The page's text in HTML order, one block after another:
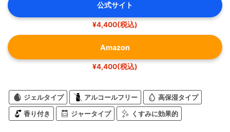
公式サイト
¥4,400(税込)
Amazon
¥4,400(税込)
ジェルタイプ アルコールフリー 高保湿タイプ
香り付き ジャータイプ くすみに効果的